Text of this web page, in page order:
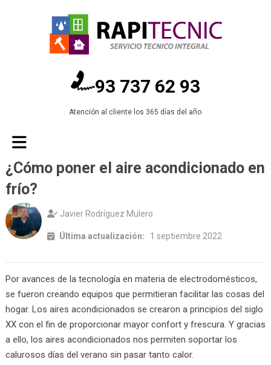
93 737 62 93
Atención al cliente los 365 días del año
¿Cómo poner el aire acondicionado en
frío?
Javier Rodríguez Mulero
Última actualización: 1 septiembre 2022
Por avances de la tecnología en materia de electrodomésticos,
se fueron creando equipos que permitieran facilitar las cosas del
hogar. Los aires acondicionados se crearon a principios del siglo
XX con el fin de proporcionar mayor confort y frescura. Y gracias
a ello, los aires acondicionados nos permiten soportar los
calurosos días del verano sin pasar tanto calor.